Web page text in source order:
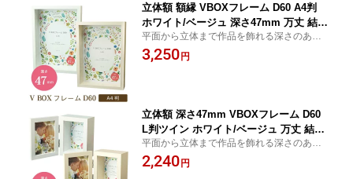
立体額 額縁 VBOXフレーム D60 A4判
ホワイト/ベージュ 深さ47mm 万丈 結婚
式 ウェルカムボード ボックス おしゃれ
平面から立体まで作品を飾れる深さのある
フォトフレーム
3,250 円
立体額 深さ47mm VBOXフレーム D60
L判ツイン ホワイト/ベージュ 万丈 結婚
式 ウェルカムボード フォトフレーム 写
真立て 額縁 ボックス おしゃれ
平面から立体まで作品を飾れる深さのある
フォトフレーム
2,240 円